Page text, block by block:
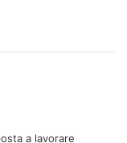
a lavorare